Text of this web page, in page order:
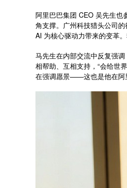
阿里巴巴集团 CEO 吴先生也
角支撑。广州科技猎头公司
AI 为核心驱动力带来的变革
马先生在内部交流中反复强
相帮助、互相支持，“会给世
在强调愿景——这也是他在阿